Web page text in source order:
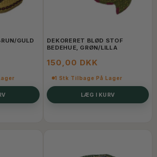
GULD
DEKORERET BLØD STOF
BEDEHUE, GRØN/LILLA
150,00 DKK
1 Stk Tilbage På Lager
LÆG I KURV